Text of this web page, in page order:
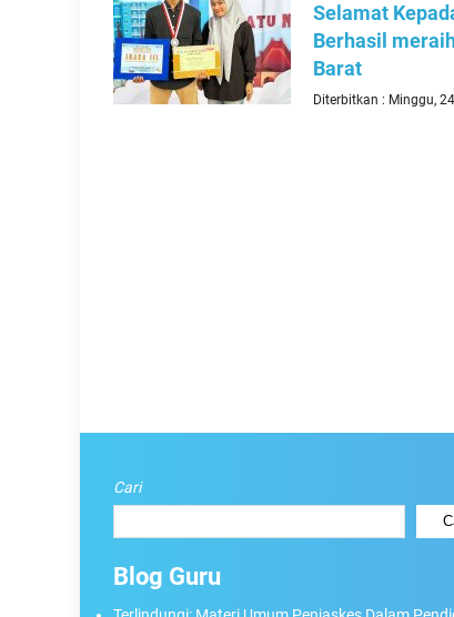
Selamat
Berhasil
Barat
Diterbitkan : Minggu,
Cari
Blog Guru